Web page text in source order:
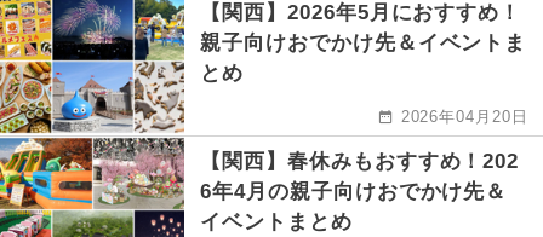
【関西】2026年5月におすすめ！
親子向けおでかけ先＆イベントま
とめ
2026年04月20日
【関西】春休みもおすすめ！202
6年4月の親子向けおでかけ先＆
イベントまとめ